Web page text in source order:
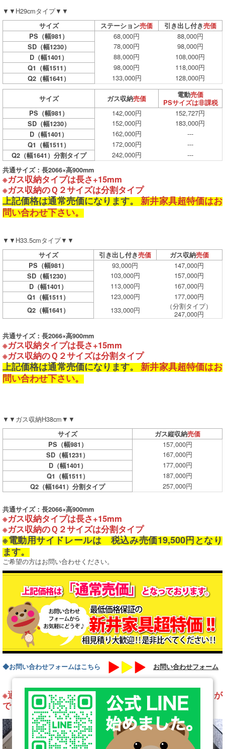
▼▼H29cmタイプ▼▼
サイズ ステーション売価 引き出し付き売価
PS（幅981）
68,000円 88,000円
SD（幅1230） 78,000円 98,000円
D（幅1401） 88,000円 108,000円
Q1（幅1511） 98,000円 118,000円
Q2（幅1641） 133,000円 128,000円
サイズ ガス収納売価 電動売価
PSサイズは非課税
PS（幅981）
142,000円 152,727円
SD（幅1230） 152,000円 183,000円
D（幅1401） 162,000円 ---
Q1（幅1511） 172,000円 ---
Q2（幅1641）分割タイプ 242,000円 ---
共通サイズ：長2066×高900mm
※ガス収納タイプは長さ+15mm
※ガス収納のＱ２サイズは分割タイプ
上記価格は通常売価になります。新井家具超特価はお
問い合わせ下さい。
▼▼H33.5cmタイプ▼▼
サイズ 引き出し付き売価 ガス収納売価
PS（幅981）
93,000円 147,000円
SD（幅1230） 103,000円 157,000円
D（幅1401） 113,000円 167,000円
Q1（幅1511） 123,000円 177,000円
Q2（幅1641） 133,000円
（分割タイプ）
247,000円
共通サイズ：長2066×高900mm
※ガス収納タイプは長さ+15mm
※ガス収納のＱ２サイズは分割タイプ
上記価格は通常売価になります。新井家具超特価はお
問い合わせ下さい。
▼▼ガス収納H38cm▼▼
サイズ ガス縦収納売価
PS（幅981）
157,000円
SD（幅1231） 167,000円
D（幅1401） 177,000円
Q1（幅1511） 187,000円
Q2（幅1641）分割タイプ 257,000円
共通サイズ：長2066×高900mm
※ガス収納タイプは長さ+15mm
※ガス収納のＱ２サイズは分割タイプ
※電動用サイドレールは 税込み売価19,500円となり
ます。
ご希望の方はお問い合わせください。
◆お問い合わせフォームはこちら お問い合わせフォーム
※通常のＺＳ座板から、桐スノコに床材を変更することが
できます。